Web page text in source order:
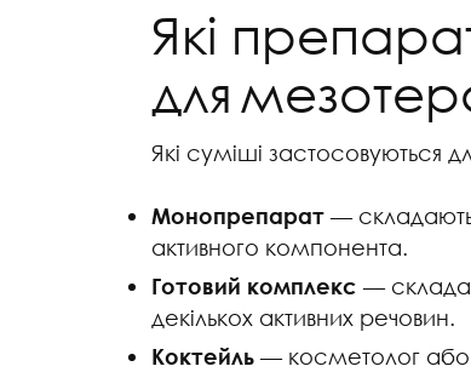
Які
для
Які суміші застосовуються
Монопрепарат—
активного компонента.
Готовий комплекс —
декількох активних речовин.
Коктейль— косметолог або